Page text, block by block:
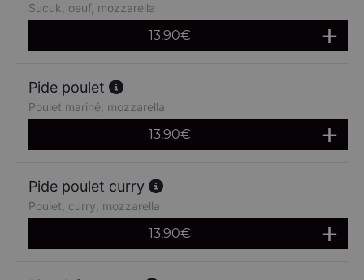
Sucuk, oeuf, mozzarella
13.90€
Pide poulet
Poulet mariné, mozzarella
13.90€
Pide poulet curry
Poulet, curry, mozzarella
13.90€